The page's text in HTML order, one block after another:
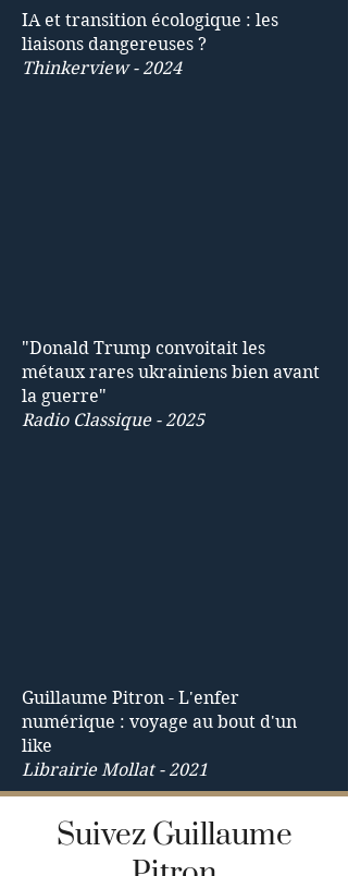
IA et transition écologique : les
liaisons dangereuses ?
Thinkerview - 2024
"Donald Trump convoitait les
métaux rares ukrainiens bien avant
la guerre"
Radio Classique - 2025
Guillaume Pitron - L'enfer
numérique : voyage au bout d'un
like
Librairie Mollat - 2021
Suivez Guillaume